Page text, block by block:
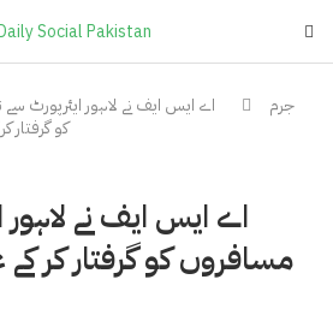
جرم
اے ایس ایف نے لاہور ایئرپورٹ
کو گرفتار
اے ایس ایف نے لاہور
مسافروں کو گرفتار کر